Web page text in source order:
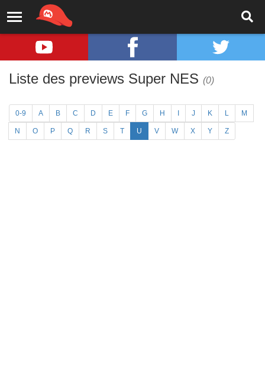
Liste des previews Super NES (0)
0-9 A B C D E F G H J K L M
N O P Q R S T U V W X Y Z